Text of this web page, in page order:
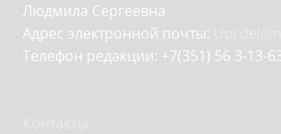
Людмила Сергеевна
Адрес электронной почты:
Телефон редакции: +7(351) 56 3-13-